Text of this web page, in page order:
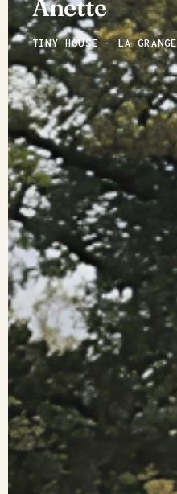
Anette
TINY HOUSE - LA GRANGE